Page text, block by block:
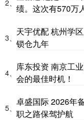
2、 绩。这次有570万
3、
天宇优配 杭州学
锁仓九年
4、
库东投资 南京工
会的最佳时机！
5、
卓盛国际 2026年
职之路保驾护航